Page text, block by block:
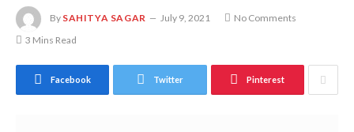
By SAHITYA SAGAR July 9, 2021
No Comments
3 Mins Read
Facebook Twitter Pinterest